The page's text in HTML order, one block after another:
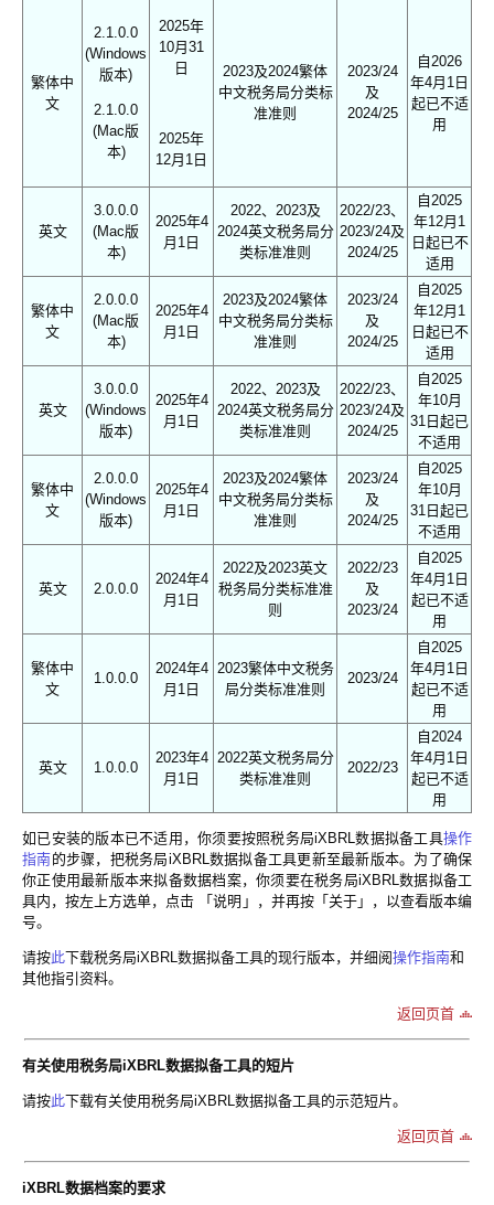
繁体中
文
2.1.0.0
(Windows
版本)
2.1.0.0
(Mac版
本)
2025年
10月31
日
2025年
12月1日
2023及2024繁体
中文税务局分类标
准准则
2023/24
及
2024/25
自2026
年4月1日
起已不适
用
英文
3.0.0.0
(Mac版
本)
2025年4
月1日
2022、2023及
2024英文税务局分
类标准准则
2022/23、
2023/24及
2024/25
自2025
年12月1
日起已不
适用
繁体中
文
2.0.0.0
(Mac版
本)
2025年4
月1日
2023及2024繁体
中文税务局分类标
准准则
2023/24
及
2024/25
自2025
年12月1
日起已不
适用
英文
3.0.0.0
(Windows
版本)
2025年4
月1日
2022、2023及
2024英文税务局分
类标准准则
2022/23、
2023/24及
2024/25
自2025
年10月
31日起已
不适用
繁体中
文
2.0.0.0
(Windows
版本)
2025年4
月1日
2023及2024繁体
中文税务局分类标
准准则
2023/24
及
2024/25
自2025
年10月
31日起已
不适用
英文 2.0.0.0
2024年4
月1日
2022及2023英文
税务局分类标准准
则
2022/23
及
2023/24
自2025
年4月1日
起已不适
用
繁体中
文
1.0.0.0
2024年4
月1日
2023繁体中文税务
局分类标准准则
2023/24
自2025
年4月1日
起已不适
用
英文 1.0.0.0
2023年4
月1日
2022英文税务局分
类标准准则
2022/23
自2024
年4月1日
起已不适
用
如已安装的版本已不适用，你须要按照税务局iXBRL数据拟备工具操作
指南的步骤，把税务局iXBRL数据拟备工具更新至最新版本。为了确保
你正使用最新版本来拟备数据档案，你须要在税务局iXBRL数据拟备工
具内，按左上方选单，点击 「说明」，并再按「关于」，以查看版本编
号。
请按此下载税务局iXBRL数据拟备工具的现行版本，并细阅操作指南和
其他指引资料。
返回页首
有关使用税务局iXBRL数据拟备工具的短片
请按此下载有关使用税务局iXBRL数据拟备工具的示范短片。
返回页首
iXBRL数据档案的要求